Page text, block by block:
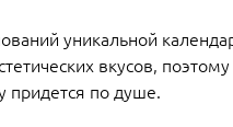
уникальной
вкусов,
придется по душе.